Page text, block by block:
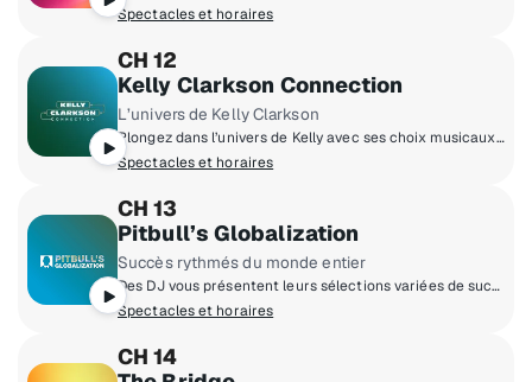
Spectacles et horaires
CH 12
Kelly Clarkson Connection
L’univers de Kelly Clarkson
Plongez dans l’univers de Kelly avec ses choix musicaux, des anecdotes inédites et des rencontres exclusives!
Spectacles et horaires
CH 13
Pitbull’s Globalization
Succès rythmés du monde entier
Des DJ vous présentent leurs sélections variées de succès internationaux, de la pop au hip-hop à la musique dance et latine.
Spectacles et horaires
CH 14